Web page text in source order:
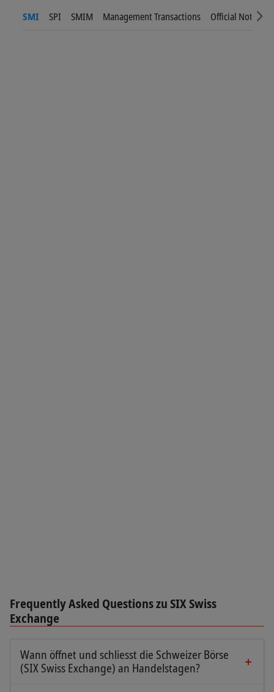
SMI SPI SMIM Management Transactions Official Notices
Frequently Asked Questions zu SIX Swiss
Exchange
Wann öffnet und schliesst die Schweizer Börse
(SIX Swiss Exchange) an Handelstagen?
An Handelstagen ist die Schweizer Börse von